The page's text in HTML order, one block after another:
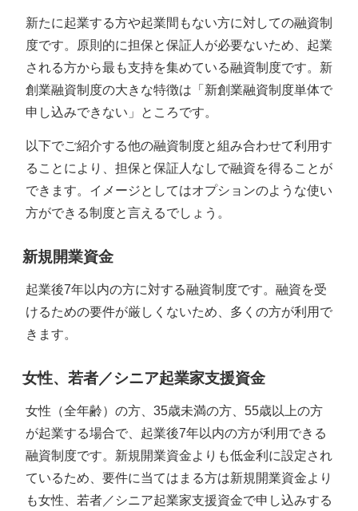
新たに起業する方や起業間もない方に対しての融資制
度です。原則的に担保と保証人が必要ないため、起業
される方から最も支持を集めている融資制度です。新
創業融資制度の大きな特徴は「新創業融資制度単体で
申し込みできない」ところです。
以下でご紹介する他の融資制度と組み合わせて利用す
ることにより、担保と保証人なしで融資を得ることが
できます。イメージとしてはオプションのような使い
方ができる制度と言えるでしょう。
新規開業資金
起業後7年以内の方に対する融資制度です。融資を受
けるための要件が厳しくないため、多くの方が利用で
きます。
女性、若者／シニア起業家支援資金
女性（全年齢）の方、35歳未満の方、55歳以上の方
が起業する場合で、起業後7年以内の方が利用できる
融資制度です。新規開業資金よりも低金利に設定され
ているため、要件に当てはまる方は新規開業資金より
も女性、若者／シニア起業家支援資金で申し込みする